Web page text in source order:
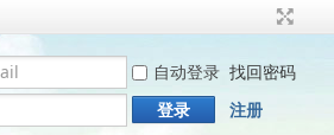
自动登录 找回密码
登录 注册